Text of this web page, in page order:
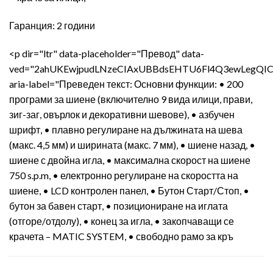
Гаранция: 2 години
<p dir="ltr" data-placeholder="Превод" data-
aria-label="Преведен текст: Основни функции: • 200
програми за шиене (включително 9 вида илици, прави,
зиг-заг, овърлок и декоративни шевове), • азбучен
шрифт, • плавно регулиране на дължината на шева
(макс. 4,5 мм) и ширината (макс. 7 мм), • шиене назад, •
шиене с двойна игла, • максимална скорост на шиене
750 s.p.m, • електронно регулиране на скоростта на
шиене, • LCD контролен панел, • Бутон Старт/Стоп, •
бутон за бавен старт, • позициониране на иглата
(отгоре/отдолу), • конец за игла, • закопчаващи се
крачета – MATIC SYSTEM, • свободно рамо за кръ